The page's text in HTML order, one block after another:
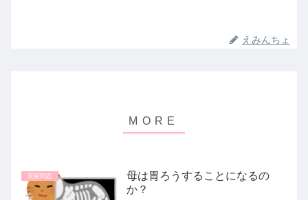
えみんちょ
実家問題
母は胃ろうすることになるの
か？